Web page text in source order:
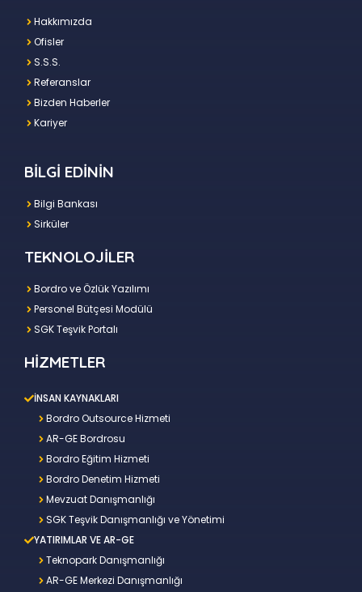
Hakkımızda
Ofisler
S.S.S.
Referanslar
Bizden Haberler
Kariyer
BİLGİ EDİNİN
Bilgi Bankası
Sirküler
TEKNOLOJİLER
Bordro ve Özlük Yazılımı
Personel Bütçesi Modülü
SGK Teşvik Portalı
HİZMETLER
İNSAN KAYNAKLARI
Bordro Outsource Hizmeti
AR-GE Bordrosu
Bordro Eğitim Hizmeti
Bordro Denetim Hizmeti
Mevzuat Danışmanlığı
SGK Teşvik Danışmanlığı ve Yönetimi
YATIRIMLAR VE AR-GE
Teknopark Danışmanlığı
AR-GE Merkezi Danışmanlığı